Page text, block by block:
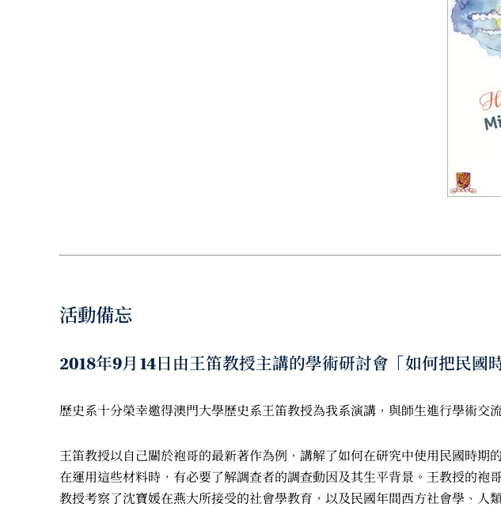
活動備忘
2018年9月14日由王笛教授主講的學術研討會「如何把民
歷史系十分榮幸邀得澳門大學歷史系王笛教授為我系演講，與師生進行學術交流
王笛教授以自己關於袍哥的最新著作為例，講解了如何在研究中使用民國時
在運用這些材料時，有必要了解調查者的調查動因及其生平背景。王教授的
教授考察了沈寶媛在燕大所接受的社會學教育，以及民國年間西方社會學、人